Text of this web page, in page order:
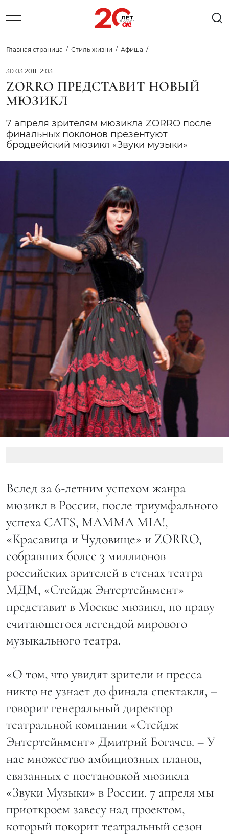
Главная страница Стиль жизни Афиша
30.03.2011 12:03
ZORRO ПРЕДСТАВИТ НОВЫЙ
МЮЗИКЛ
7 апреля зрителям мюзикла ZORRO после
финальных поклонов презентуют
бродвейский мюзикл «Звуки музыки»
Вслед за 6-летним успехом жанра
мюзикл в России, после триумфального
успеха CATS, MAMMA MIA!,
«Красавица и Чудовище» и ZORRO,
собравших более 3 миллионов
российских зрителей в стенах театра
МДМ, «Стейдж Энтертейнмент»
представит в Москве мюзикл, по праву
считающегося легендой мирового
музыкального театра.
«О том, что увидят зрители и пресса
никто не узнает до финала спектакля, –
говорит генеральный директор
театральной компании «Стейдж
Энтертейнмент» Дмитрий Богачев. – У
нас множество амбициозных планов,
связанных с постановкой мюзикла
«Звуки Музыки» в России. 7 апреля мы
приоткроем завесу над проектом,
который покорит театральный сезон